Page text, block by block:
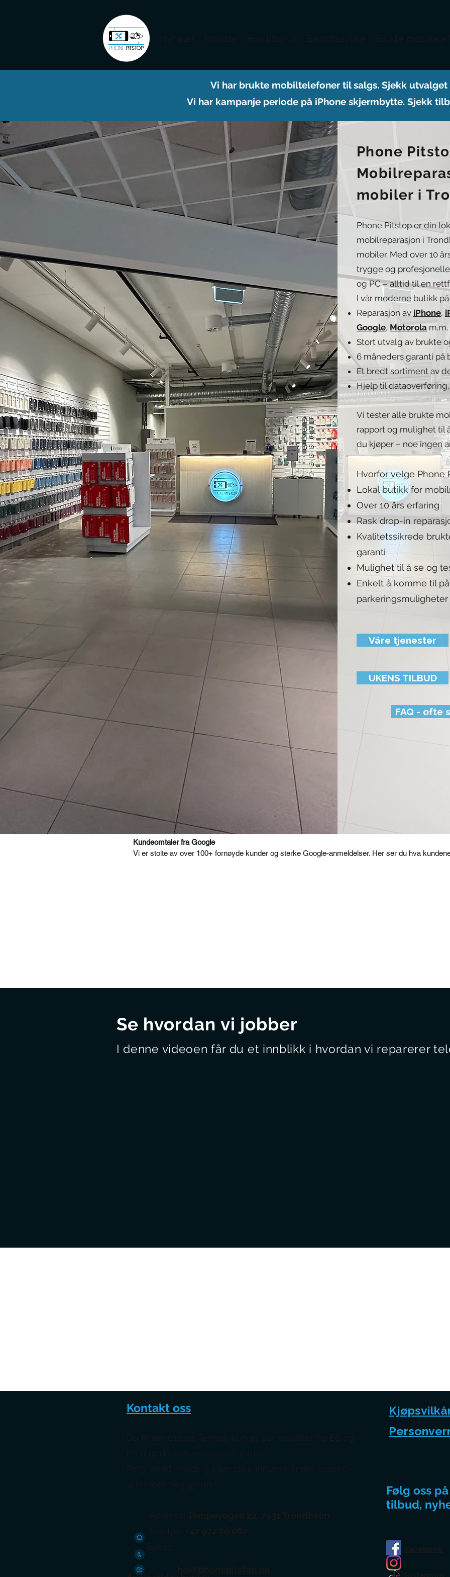
Vi har brukte mobiltelefoner til salgs. Sjekk utvalget
Vi har kampanje periode på iPhone skjermbytte. Sjekk
Phone
mobiler i
Phone Pitstop er din
mobilreparasjon i
mobiler. Med over 10
trygge og
og PC – alltid til en
I vår moderne butikk
Reparasjon av iPhone,
Google, Motorola m.m.
Stort utvalg av brukte
6 måneders garanti på
Et bredt sortiment av
Hjelp til
Vi tester alle brukte
rapport og mulighet til
du kjøper – noe ingen
Hvorfor velge Phone
Lokal butikk for
Over 10 års erfaring
Rask drop-in
Kvalitetssikrede
garanti
Mulighet til å se og
Enkelt å komme til
parkeringsmuligheter
Våre tjenester
UKENS TILBUD
FAQ - ofte
Kundeomtaler fra Google
Vi er stolte av over 100+ fornøyde kunder og sterke Google-anmeldelser. Her ser du hva
Se hvordan vi jobber
I denne videoen får du et innblikk i hvordan vi reparerer
Kontakt oss
Telefon:
​
Følg oss
tilbud,